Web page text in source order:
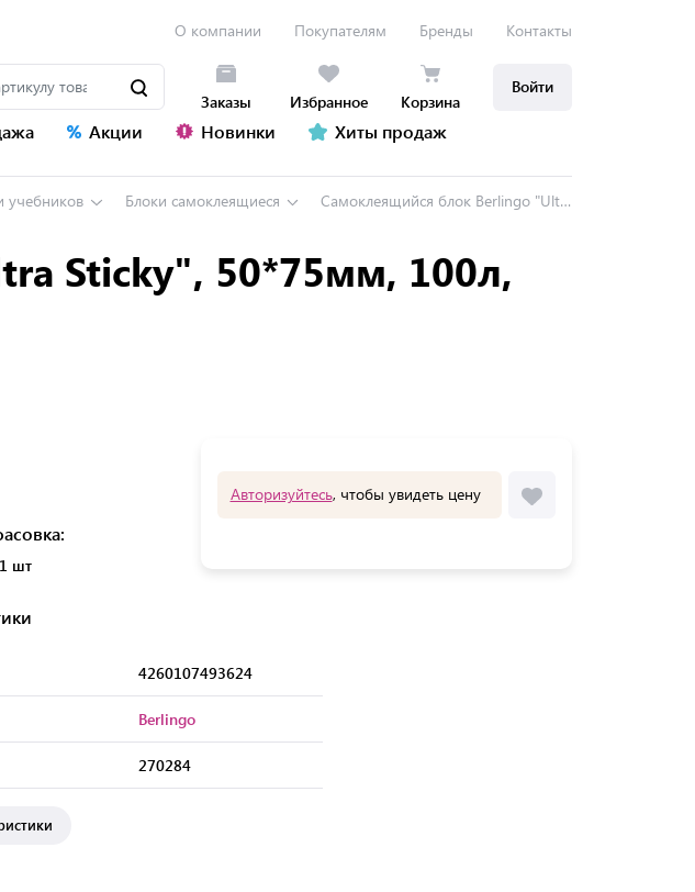
О компании Покупателям Бренды Контакты
Заказы Избранное Корзина
Войти
Акции Новинки Хиты продаж
учебников Блоки самоклеящиеся Самоклеящийся блок Berlingo "Ultra Sticky", 50*75мм, 100л, пастель, желтый
Sticky", 50*75мм, 100л,
1 шт
Авторизуйтесь, чтобы увидеть цену
4260107493624
Berlingo
270284